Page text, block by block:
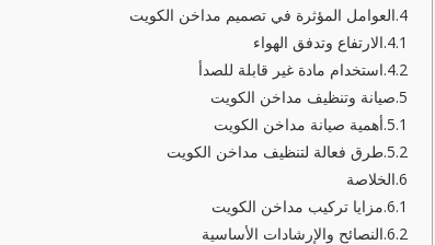
العوامل المؤثرة في تصميم مداخن الكويت
الارتفاع وتدفق الهواء
استخدام مادة غير قابلة للصدأ
صيانة وتنظيف مداخن الكويت
أهمية صيانة مداخن الكويت
طرق فعالة لتنظيف مداخن الكويت
الخلاصة
مزايا تركيب مداخن الكويت
النصائح والإرشادات الأساسية